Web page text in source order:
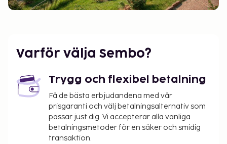
Varför välja Sembo?
Trygg och flexibel betalning
Få de bästa erbjudandena med vår
prisgaranti och välj betalningsalternativ som
passar just dig. Vi accepterar alla vanliga
betalningsmetoder för en säker och smidig
transaktion.